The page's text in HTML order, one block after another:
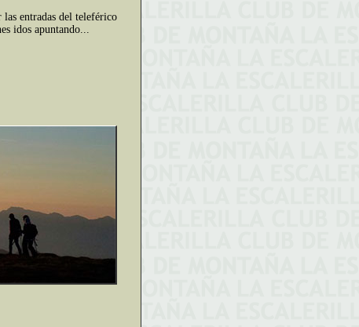
las entradas del teleférico
idos apuntando...